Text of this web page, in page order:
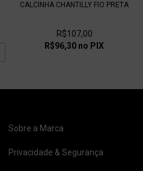
CALCINHA CHANTILLY FIO PRETA
R$107,00
R$96,30 no PIX
Sobre a Marca
Privacidade & Segurança